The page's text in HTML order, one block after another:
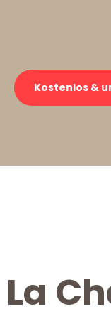
Kostenlos &